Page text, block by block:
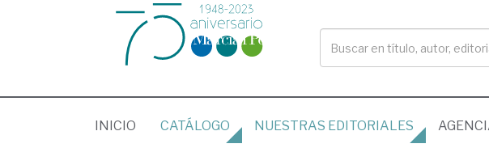
INICIO (CURRENT)
CATÁLOGO NUESTRAS EDITORIALES